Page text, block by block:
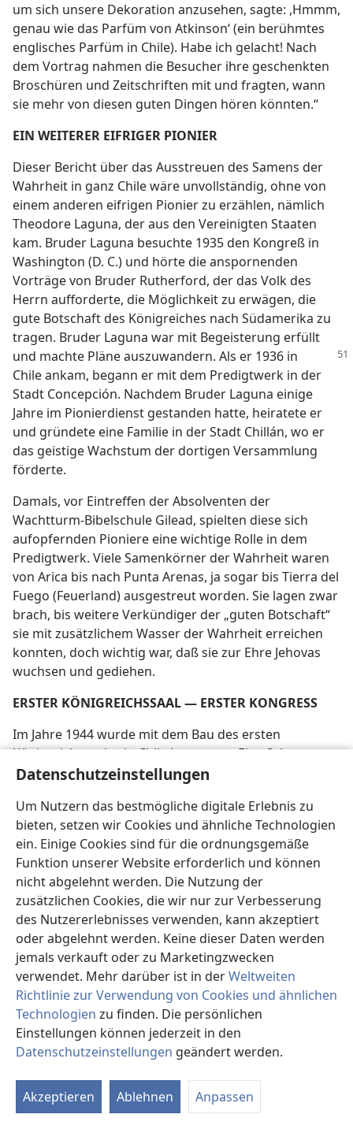
Datenschutzeinstellungen
Um Nutzern das bestmögliche digitale Erlebnis zu
bieten, setzen wir Cookies und ähnliche Technologien
ein. Einige Cookies sind für die ordnungsgemäße
Funktion unserer Website erforderlich und können
nicht abgelehnt werden. Die Nutzung der
zusätzlichen Cookies, die wir nur zur Verbesserung
des Nutzererlebnisses verwenden, kann akzeptiert
oder abgelehnt werden. Keine dieser Daten werden
jemals verkauft oder zu Marketingzwecken
verwendet. Mehr darüber ist in derWeltweiten
Richtlinie zur Verwendung von Cookies und ähnlichen
Technologien zu finden. Die persönlichen
Einstellungen können jederzeit in den
Datenschutzeinstellungen geändert werden.
Akzeptieren Ablehnen Anpassen
um sich unsere Dekoration anzusehen, sagte: ,Hmmm,
genau wie das Parfüm von Atkinson‘ (ein berühmtes
englisches Parfüm in Chile). Habe ich gelacht! Nach
dem Vortrag nahmen die Besucher ihre geschenkten
Broschüren und Zeitschriften mit und fragten, wann
sie mehr von diesen guten Dingen hören könnten.“
EIN WEITERER EIFRIGER PIONIER
Dieser Bericht über das Ausstreuen des Samens der
Wahrheit in ganz Chile wäre unvollständig, ohne von
einem anderen eifrigen Pionier zu erzählen, nämlich
Theodore Laguna, der aus den Vereinigten Staaten
kam. Bruder Laguna besuchte 1935 den Kongreß in
Washington (D. C.) und hörte die anspornenden
Vorträge von Bruder Rutherford, der das Volk des
Herrn aufforderte, die Möglichkeit zu erwägen, die
gute Botschaft des Königreiches nach Südamerika zu
tragen. Bruder Laguna war mit Begeisterung erfüllt
und machte Pläne auszuwandern. Als er 1936 in
Chile ankam, begann er mit dem Predigtwerk in der
Stadt Concepción. Nachdem Bruder Laguna einige
Jahre im Pionierdienst gestanden hatte, heiratete er
und gründete eine Familie in der Stadt Chillán, wo er
das geistige Wachstum der dortigen Versammlung
förderte.
Damals, vor Eintreffen der Absolventen der
Wachtturm-Bibelschule Gilead, spielten diese sich
aufopfernden Pioniere eine wichtige Rolle in dem
Predigtwerk. Viele Samenkörner der Wahrheit waren
von Arica bis nach Punta Arenas, ja sogar bis Tierra del
Fuego (Feuerland) ausgestreut worden. Sie lagen zwar
brach, bis weitere Verkündiger der „guten Botschaft“
sie mit zusätzlichem Wasser der Wahrheit erreichen
konnten, doch wichtig war, daß sie zur Ehre Jehovas
wuchsen und gediehen.
ERSTER KÖNIGREICHSSAAL — ERSTER KONGRESS
Im Jahre 1944 wurde mit dem Bau des ersten
Königreichssaales in Chile begonnen. Eine Schwester
schenkte den Brüdern in Santiago ein Grundstück,
an die Arbeit. Im August desselben Jahres war der Bau
beendet, gerade zur rechten Zeit, um unseren ersten
Kongreß in Chile durchzuführen.
Beim öffentlichen Vortrag „Weltfriede — ist er von
Bestand?“ waren 250 Personen anwesend. Der Vortrag
wurde von vier Radiostationen ausgestrahlt, von
denen zwei die Programme der Gesellschaft noch bis
zum Jahresende sendeten.
MISSIONARE UND EIN ZWEIGBÜRO
Die ersten in Gilead geschulten Missionare trafen 1945
in Chile ein. Es waren Joseph Ferrari und Albert Mann.
Zu der Zeit gab es nur 65 Verkündiger in Chile.
dem das erstemal der Präsident und der Vizepräsident